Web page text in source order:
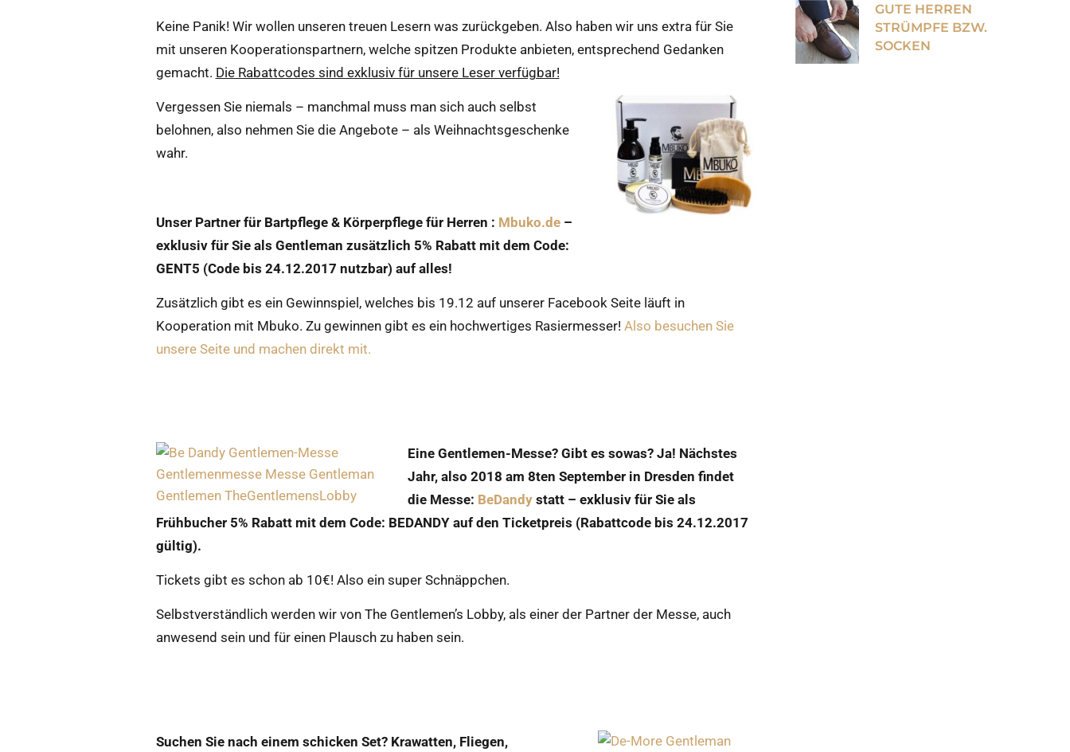
Keine Panik! Wir wollen unseren treuen Lesern was zurückgeben. Also haben wir uns extra für Sie
mit unseren Kooperationspartnern, welche spitzen Produkte anbieten, entsprechend Gedanken
gemacht. Die Rabattcodes sind exklusiv für unsere Leser verfügbar!
Vergessen Sie niemals – manchmal muss man sich auch selbst
belohnen, also nehmen Sie die Angebote – als Weihnachtsgeschenke
wahr.
Unser Partner für Bartpflege & Körperpflege für Herren : Mbuko.de–
exklusiv für Sie als Gentleman zusätzlich 5% Rabatt mit dem Code:
GENT5 (Code bis 24.12.2017 nutzbar) auf alles!
Zusätzlich gibt es ein Gewinnspiel, welches bis 19.12 auf unserer Facebook Seite läuft in
Kooperation mit Mbuko. Zu gewinnen gibt es ein hochwertiges Rasiermesser! Also besuchen Sie
unsere Seite und machen direkt mit.
Eine Gentlemen-Messe? Gibt es sowas? Ja! Nächstes
Jahr, also 2018 am 8ten September in Dresden findet
die Messe: BeDandystatt – exklusiv für Sie als
Frühbucher 5% Rabatt mit dem Code: BEDANDY auf den Ticketpreis (Rabattcode bis 24.12.2017
gültig).
Tickets gibt es schon ab 10€! Also ein super Schnäppchen.
Selbstverständlich werden wir von The Gentlemen’s Lobby, als einer der Partner der Messe, auch
anwesend sein und für einen Plausch zu haben sein.
Suchen Sie nach einem schicken Set? Krawatten, Fliegen,
GUTE HERREN
STRÜMPFE BZW.
SOCKEN